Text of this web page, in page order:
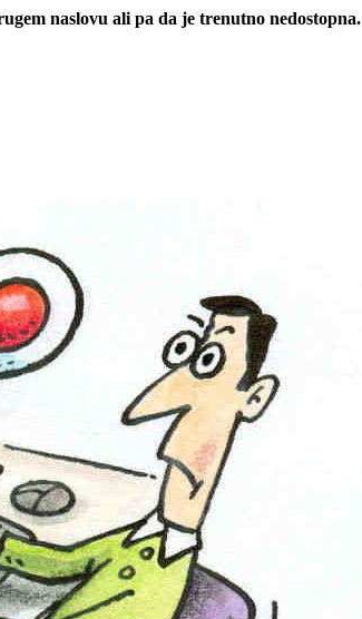
naslovu ali pa da je trenutno nedostopna.